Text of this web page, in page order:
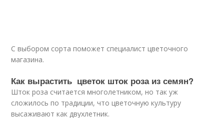
С выбором сорта поможет специалист цветочного
магазина.
Как вырастить цветок шток роза из семян?
Шток роза считается многолетником, но так уж
сложилось по традиции, что цветочную культуру
высаживают как двухлетник.